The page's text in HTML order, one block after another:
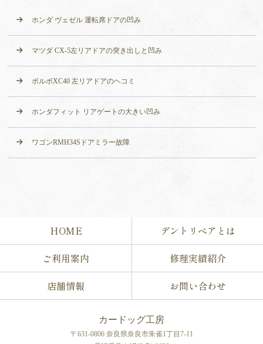
ホンダ ヴェゼル 運転席ドアの凹み
マツダ CX-5左リアドアの突き出しと凹み
ボルボXC40 左リアドアのヘコミ
ホンダフィット リアゲートの大きい凹み
ワゴンRMH34Sドアミラー故障
HOME
デントリペアとは
ご利用案内
修理実績紹介
店舗情報
お問い合わせ
カードッグ工房
〒631-0806 奈良県奈良市朱雀1丁目7-11